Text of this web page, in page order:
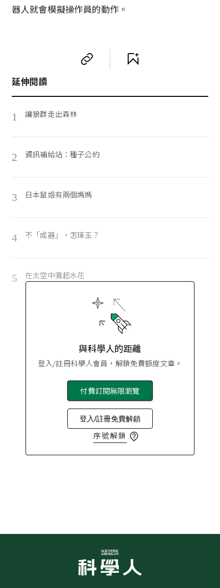
器人就會模擬操作員的動作。
延伸閱讀
1 讓狼群走出森林
2 資訊補給站：種子公約
3 日本鼠姬有兩個媽媽
4 不「成器」，怎琢玉？
5 在太空中濺起水花
與科學人的距離
登入/註冊科學人會員，解鎖免費額度文章。
付費訂閱無限瀏覽
登入/註冊免費解鎖
序號解鎖